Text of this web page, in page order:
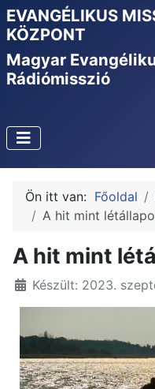
EVANGÉLIKUS
KÖZPONT
Magyar
Rádiómisszió
Ön itt van: Főoldal
A hit mint
A hit mint
Készült: 2023.